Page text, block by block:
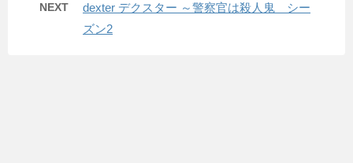
NEXT
dexter デクスター ～警察官は殺人鬼 シー
ズン2